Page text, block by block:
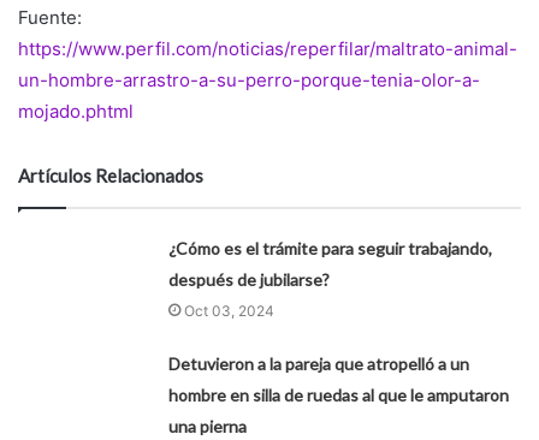
Fuente:
https://www.perfil.com/noticias/reperfilar/maltrato-animal-
un-hombre-arrastro-a-su-perro-porque-tenia-olor-a-
mojado.phtml
Artículos Relacionados
¿Cómo es el trámite para seguir trabajando,
después de jubilarse?
Oct 03, 2024
Detuvieron a la pareja que atropelló a un
hombre en silla de ruedas al que le amputaron
una pierna